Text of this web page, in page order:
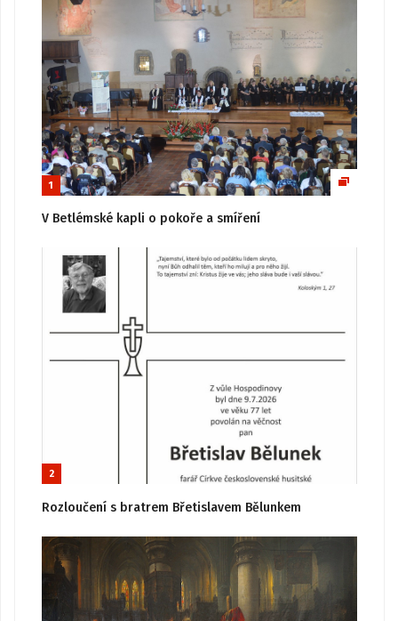
1
V Betlémské kapli o pokoře a smíření
2
Rozloučení s bratrem Břetislavem Bělunkem